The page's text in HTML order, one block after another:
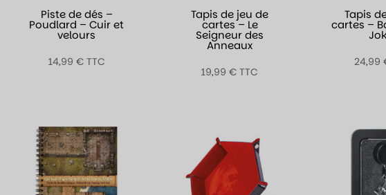
Piste de dés –
Poudlard – Cuir et
velours
14,99 € TTC
Tapis de jeu de
cartes – Le
Seigneur des
Anneaux
19,99€ TTC
Tapis
cartes –
24,99